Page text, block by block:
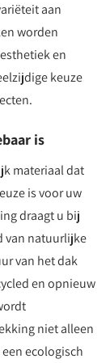
aan
worden
en
keuze
is
materiaal dat
is voor uw
draagt u bij
van natuurlijke
van het dak
en opnieuw
niet alleen
ecologisch